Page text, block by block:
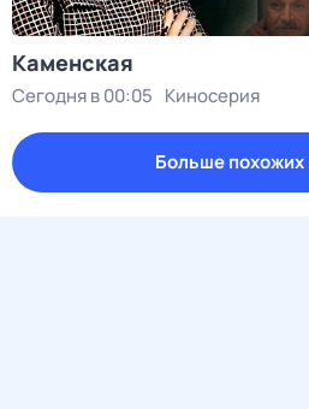
Каменская
Сегодня в 00:05 Киносерия
Больше похожих